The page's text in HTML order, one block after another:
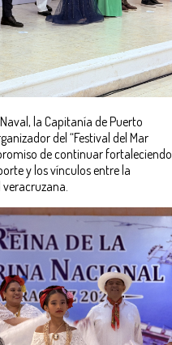
la Capitanía de Puerto
del “Festival del Mar
de continuar fortaleciendo
y los vínculos entre la